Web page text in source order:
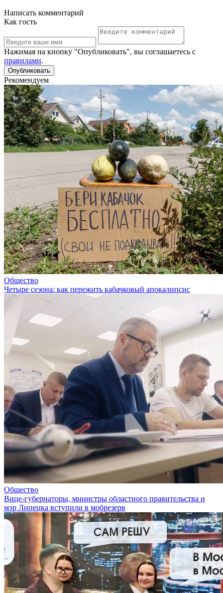
Написать комментарий
Как гость
Нажимая на кнопку "Опубликовать", вы соглашаетесь с
правилами.
Рекомендуем
Общество
Четыре сезона: как пережить кабачковый апокалипсис
Общество
Вице-губернаторы, министры областного правительства и
мэр Липецка вступили в мобрезерв